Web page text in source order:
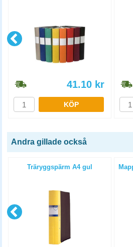
41.10 kr
KÖP
Andra gillade också
Träryggspärm A4 gul